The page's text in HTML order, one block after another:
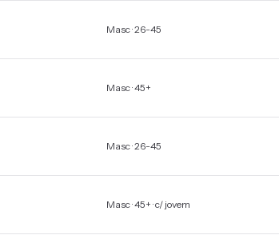
Masc · 26-45
Masc · 45+
Masc · 26-45
Masc · 45+ · c/ jovem